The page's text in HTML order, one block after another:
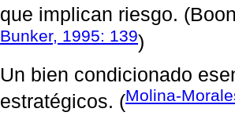
que implican riesgo.
Bunker, 1995: 139)
Un bien condicionado
estratégicos. (Molina-